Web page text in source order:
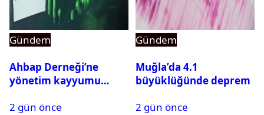
Gündem
Ahbap Derneği’ne
yönetim kayyumu
açıldı
2 gün önce
Gündem
Muğla’da 4.1
büyüklüğünde deprem
2 gün önce